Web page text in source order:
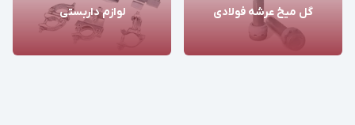
گل میخ عرشه فولادی لوازم داربستی